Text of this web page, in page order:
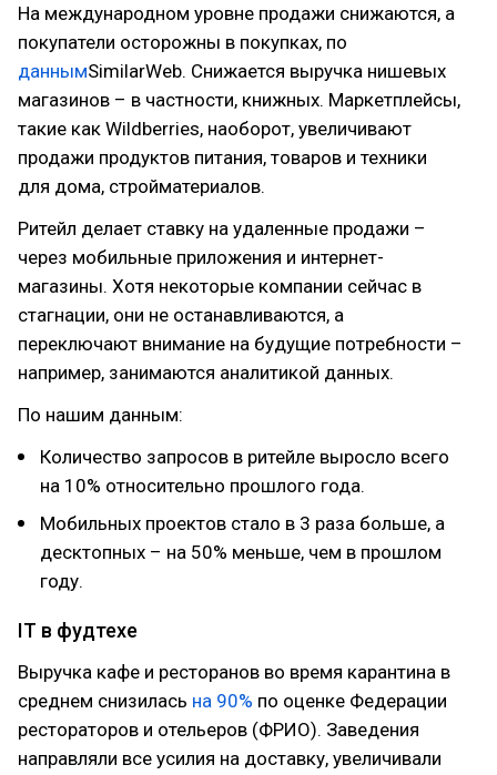
На международном уровне продажи снижаются, а
покупатели осторожны в покупках, по
даннымSimilarWeb. Снижается выручка нишевых
магазинов – в частности, книжных. Маркетплейсы,
такие как Wildberries, наоборот, увеличивают
продажи продуктов питания, товаров и техники
для дома, стройматериалов.
Ритейл делает ставку на удаленные продажи –
через мобильные приложения и интернет-
магазины. Хотя некоторые компании сейчас в
стагнации, они не останавливаются, а
переключают внимание на будущие потребности –
например, занимаются аналитикой данных.
По нашим данным:
Количество запросов в ритейле выросло всего
на 10% относительно прошлого года.
Мобильных проектов стало в 3 раза больше, а
десктопных – на 50% меньше, чем в прошлом
году.
IT в фудтехе
Выручка кафе и ресторанов во время карантина в
среднем снизилась на 90% по оценке Федерации
рестораторов и отельеров (ФРИО). Заведения
направляли все усилия на доставку, увеличивали